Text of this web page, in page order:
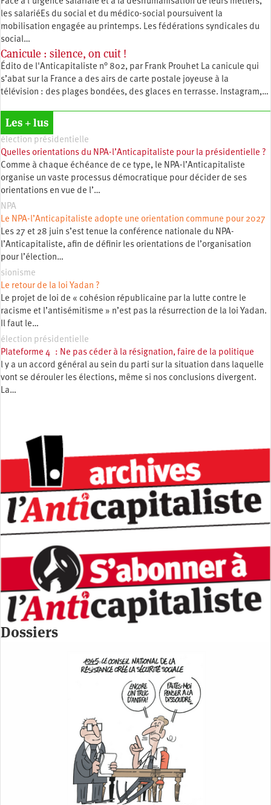
les salariéEs du social et du médico-social poursuivent la
mobilisation engagée au printemps. Les fédérations syndicales du
social…
Canicule : silence, on cuit !
Édito de l'Anticapitaliste n° 802, par Frank Prouhet La canicule qui
s’abat sur la France a des airs de carte postale joyeuse à la
télévision : des plages bondées, des glaces en terrasse. Instagram,…
Les + lus
élection présidentielle
Quelles orientations du NPA-l’Anticapitaliste pour la présidentielle ?
Comme à chaque échéance de ce type, le NPA-l’Anticapitaliste
organise un vaste processus démocratique pour décider de ses
orientations en vue de l’…
NPA
Le NPA-l’Anticapitaliste adopte une orientation commune pour 2027
Les 27 et 28 juin s’est tenue la conférence nationale du NPA-
l’Anticapitaliste, afin de définir les orientations de l’organisation
pour l’élection…
sionisme
Le retour de la loi Yadan ?
Le projet de loi de « cohésion républicaine par la lutte contre le
racisme et l’antisémitisme » n’est pas la résurrection de la loi Yadan.
Il faut le…
élection présidentielle
Plateforme 4 : Ne pas céder à la résignation, faire de la politique
l y a un accord général au sein du parti sur la situation dans laquelle
vont se dérouler les élections, même si nos conclusions divergent.
La…
Dossiers